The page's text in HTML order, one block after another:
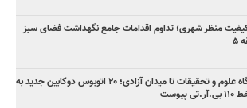
کیفیت منظر شهری؛ تداوم اقدامات جامع نگهداشت فضای سبز
۵
از دانشگاه علوم و تحقیقات تا میدان آزادی؛ ۲۰ اتوبوس دوکابین جدید به
پیوست